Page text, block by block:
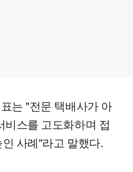
는 "전문 택배사가 아
비스를 고도화하며 접
사례"라고 말했다.